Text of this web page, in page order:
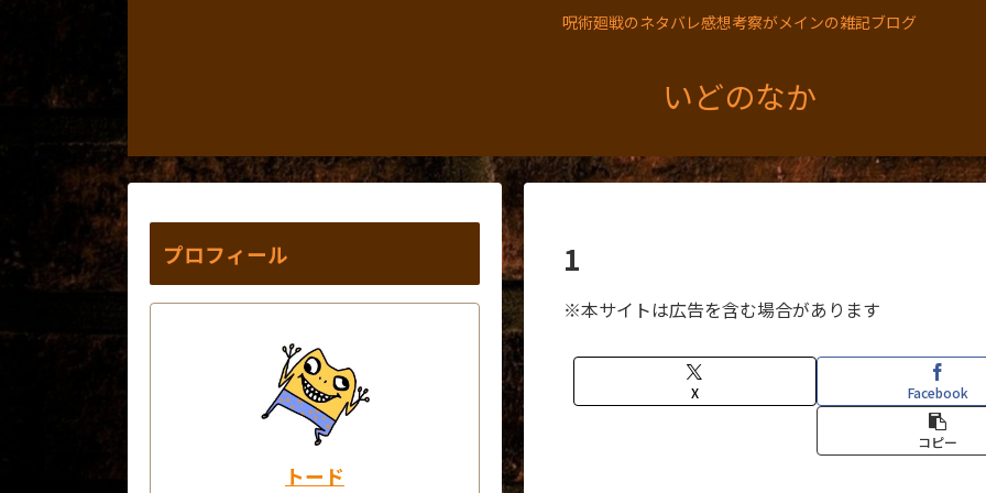
呪術廻戦のネタバレ感想考察がメインの雑記ブログ
いどのなか
1
※本サイトは広告を含む場合があります
X Facebook
コピー
プロフィール
トード